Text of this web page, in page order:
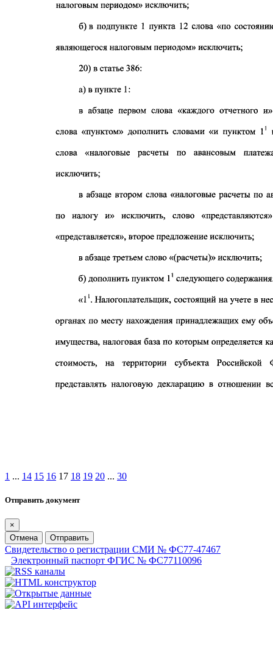
1 ... 14 15 16 17 18 19 20 ... 30
Отправить документ
×
Отмена
Отправить
Свидетельство о регистрации СМИ № ФС77-47467
Электронный паспорт ФГИС № ФС77110096